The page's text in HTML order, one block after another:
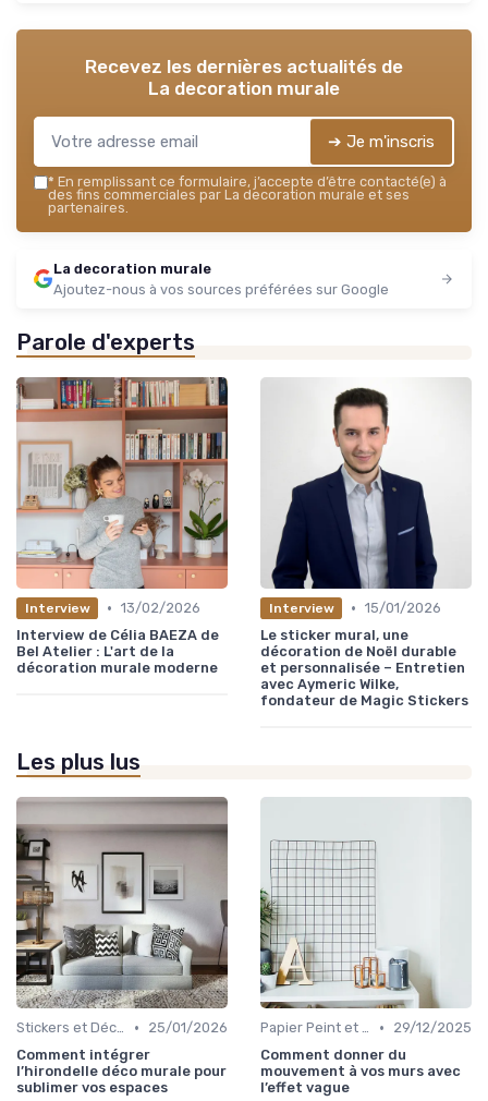
Recevez les dernières actualités de
La decoration murale
➔ Je m'inscris
* En remplissant ce formulaire, j’accepte d’être contacté(e) à
des fins commerciales par La decoration murale et ses
partenaires.
La decoration murale
Ajoutez-nous à vos sources préférées sur Google
Parole d'experts
Interview • 13/02/2026
Interview de Célia BAEZA de
Bel Atelier : L'art de la
décoration murale moderne
Interview • 15/01/2026
Le sticker mural, une
décoration de Noël durable
et personnalisée – Entretien
avec Aymeric Wilke,
fondateur de Magic Stickers
Les plus lus
Stickers et Décalcomanies Muraux •
25/01/2026
Comment intégrer
l’hirondelle déco murale pour
sublimer vos espaces
Papier Peint et Revêtements Muraux •
29/12/2025
Comment donner du
mouvement à vos murs avec
l’effet vague